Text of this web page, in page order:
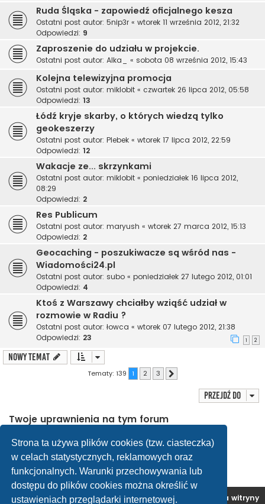
Strona ta używa plików cookies (tzw. ciasteczka)
w celach statystycznych, reklamowych oraz
funkcjonalnych. Warunki przechowywania lub
dostępu do plików cookies można określić w
ustawieniach przeglądarki internetowej.
Ruda Śląska - zapowiedź oficjalnego kesza
Ostatni post autor: 5nip3r « wtorek 11 września 2012, 21:32
Odpowiedzi: 9
Zaproszenie do udziału w projekcie.
Ostatni post autor: Alka_ « sobota 08 września 2012, 15:43
Kolejna telewizyjna promocja
Ostatni post autor: miklobit « czwartek 26 lipca 2012, 05:58
Odpowiedzi: 13
Łódź kryje skarby, o których wiedzą tylko
geokeszerzy
Ostatni post autor: Plebek « wtorek 17 lipca 2012, 22:59
Odpowiedzi: 12
Wakacje ze... skrzynkami
Ostatni post autor: miklobit « poniedziałek 16 lipca 2012,
08:29
Odpowiedzi: 2
Res Publicum
Ostatni post autor: maryush « wtorek 27 marca 2012, 15:13
Odpowiedzi: 2
Geocaching - poszukiwacze są wśród nas -
Wiadomości24.pl
Ostatni post autor: subo « poniedziałek 27 lutego 2012, 01:01
Odpowiedzi: 4
Ktoś z Warszawy chciałby wziąść udział w
rozmowie w Radiu ?
Ostatni post autor: łowca « wtorek 07 lutego 2012, 21:38
Odpowiedzi: 23 1 2
NOWY TEMAT
Tematy: 139 1 2 3
Przejdź do
Twoje uprawnienia na tym forum
Nie możeszodpowiadać w tematach
Nie możesz
zmieniać swoich postów
Nie możeszusuwać swoich postów
Nie możeszdodawać załączników
Forum OC PL Strona główna Usuń ciasteczka witryny